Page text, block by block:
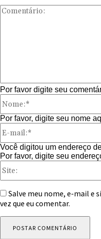
Por favor digite seu
Por favor, digite seu nome
Você digitou um endereço
Por favor, digite seu
Salve meu nome, e-mail e
vez que eu comentar.